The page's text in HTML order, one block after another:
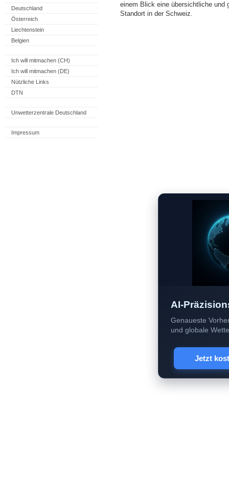
Deutschland
Österreich
Liechtenstein
Belgien
Ich will mitmachen (CH)
Ich will mitmachen (DE)
Nützliche Links
DTN
Unwetterzentrale Deutschland
Impressum
einem Blick eine übersichtliche und
Standort in der Schweiz.
AI-
Genaueste
und globale
Jetzt